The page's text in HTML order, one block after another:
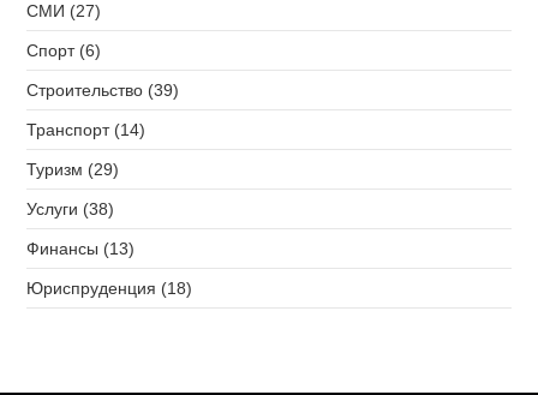
СМИ (27)
Спорт (6)
Строительство (39)
Транспорт (14)
Туризм (29)
Услуги (38)
Финансы (13)
Юриспруденция (18)